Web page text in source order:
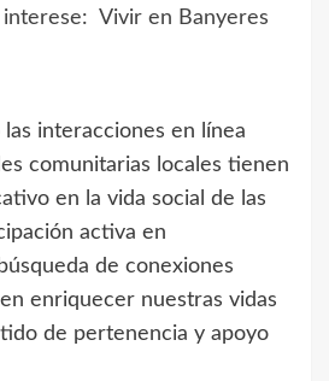
Vivir en Banyeres
interacciones en línea
comunitarias locales tienen
en la vida social de las
activa en
de conexiones
enriquecer nuestras vidas
de pertenencia y apoyo